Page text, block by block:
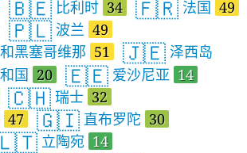
🇧🇪 比利时 34 🇫🇷 法国 49
🇵🇱 波兰 49
黑塞哥维那 51 🇯🇪 泽西岛
国 20 🇪🇪 爱沙尼亚 14
🇨🇭 瑞士 32
47 🇬🇮 直布罗陀 30
立陶宛 14